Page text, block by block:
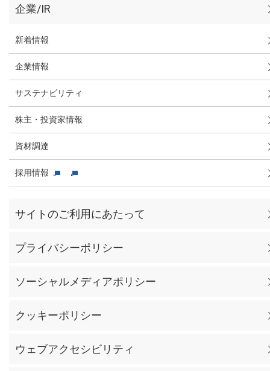
企業/IR
新着情報
企業情報
サステナビリティ
株主・投資家情報
資材調達
採用情報
サイトのご利用にあたって
プライバシーポリシー
ソーシャルメディアポリシー
クッキーポリシー
ウェブアクセシビリティ